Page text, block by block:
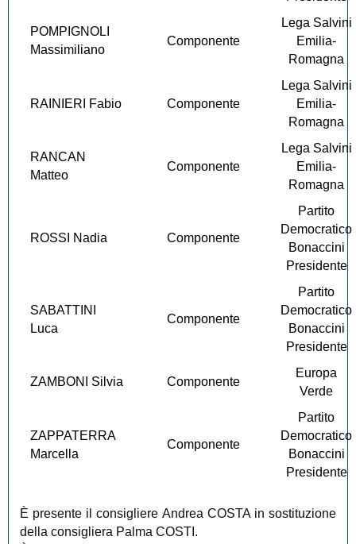
POMPIGNOLI
Massimiliano
Componente
Lega Salvini
Emilia-
Romagna
RAINIERI Fabio Componente
Lega Salvini
Emilia-
Romagna
RANCAN
Matteo
Componente
Lega Salvini
Emilia-
Romagna
ROSSI Nadia Componente
Partito
Democratico
Bonaccini
Presidente
SABATTINI
Luca
Componente
Partito
Democratico
Bonaccini
Presidente
ZAMBONI Silvia Componente
Europa
Verde
ZAPPATERRA
Marcella
Componente
Partito
Democratico
Bonaccini
Presidente
È presente il consigliere Andrea COSTA in sostituzione
della consigliera Palma COSTI.